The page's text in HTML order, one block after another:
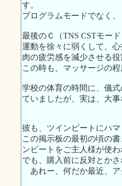
す。
プログラムモードでなく
最後のＣ（TNS CSTモー
運動を徐々に弱くして、
肉の疲労感を減少させる役
この時も、マッサージの
学校の体育の時間に、儀
ていましたが、実は、大
彼も、ツインビートにハマ
この掲示板の最初の頃の
ンビートをご主人様が使
でも、購入前に反対とか
あれー、何だか最近、ア